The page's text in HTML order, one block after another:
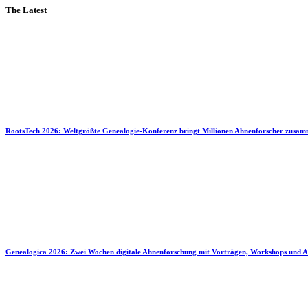
The Latest
RootsTech 2026: Weltgrößte Genealogie-Konferenz bringt Millionen Ahnenforscher
Genealogica 2026: Zwei Wochen digitale Ahnenforschung mit Vorträgen, Workshops und